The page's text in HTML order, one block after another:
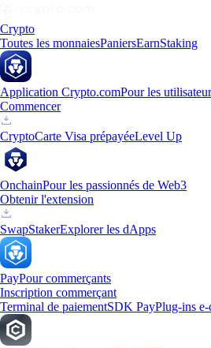
Crypto
Toutes les monnaiesPaniersEarnStaking
Application Crypto.comPour les
Commencer
CryptoCarte Visa prépayéeLevel Up
OnchainPour les passionnés de Web3
Obtenir l'extension
SwapStakerExplorer les dApps
PayPour commerçants
Inscription commerçant
Terminal de paiementSDK PayPlug-ins